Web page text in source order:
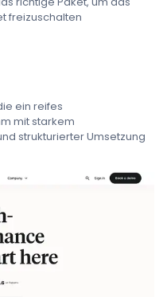
freizuschalten
ein reifes
mit starkem
strukturierter Umsetzung